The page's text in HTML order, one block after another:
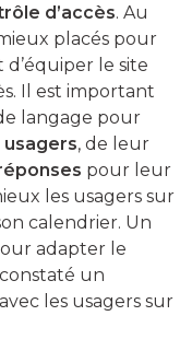
d’accès. Au
placés pour
le site
Il est important
langage pour
usagers, de leur
pour leur
les usagers sur
calendrier. Un
adapter le
un
les usagers sur